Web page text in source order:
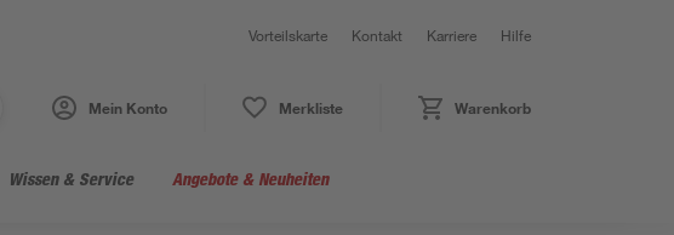
Vorteilskarte Kontakt Karriere Hilfe
Mein Konto Merkliste Warenkorb
Wissen & Service Angebote & Neuheiten